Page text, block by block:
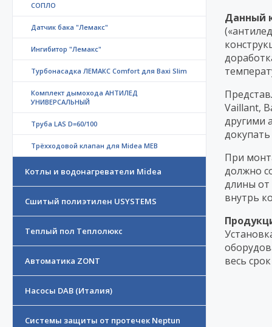
СОПЛО
Датчик бака "Лемакс"
Ингибитор "Лемакс"
Турбонасадка ЛЕМАКС Comfort для Baxi Slim
Комплект дымохода АНТИЛЕД
УНИВЕРСАЛЬНЫЙ
Труба LAS D=60/100
Трёхходовой клапан для Midea MEB
Котлы и водонагреватели Midea
Сшитый полиэтилен USYSTEMS
Теплый пол Теплолюкс
Автоматика ZONT
Насосы DAB (Италия)
Системы защиты от протечек Neptun
Данный
Vaillant,
другими
При
должно
длины от
внутрь
весь